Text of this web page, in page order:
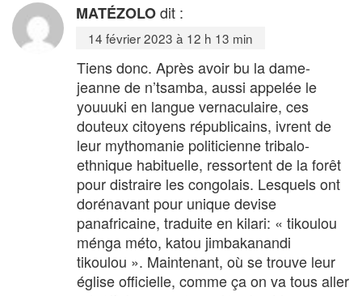
MATÉZOLOdit :
14 février 2023 à 12 h 13 min
Tiens donc. Après avoir bu la dame-
jeanne de n’tsamba, aussi appelée le
youuuki en langue vernaculaire, ces
douteux citoyens républicains, ivrent de
leur mythomanie politicienne tribalo-
ethnique habituelle, ressortent de la forêt
pour distraire les congolais. Lesquels ont
dorénavant pour unique devise
panafricaine, traduite en kilari: « tikoulou
ménga méto, katou jimbakanandi
tikoulou ». Maintenant, où se trouve leur
église officielle, comme ça on va tous aller